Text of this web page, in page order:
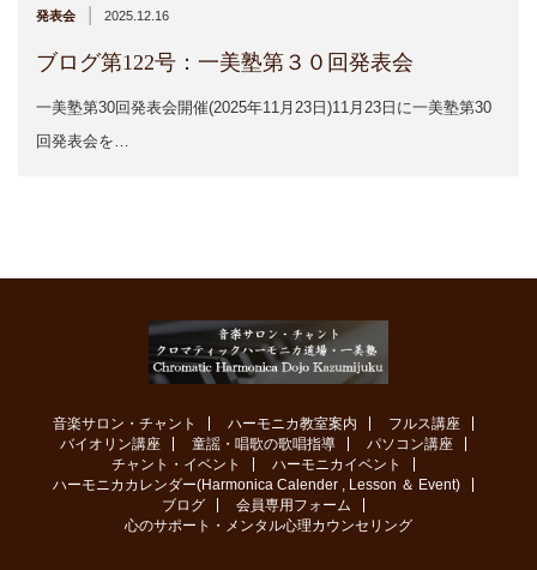
発表会 | 2025.12.16
ブログ第122号：一美塾第３０回発表会
一美塾第30回発表会開催(2025年11月23日)11月23日に一美塾第30
回発表会を…
音楽サロン・チャント ハーモニカ教室案内
フルス講座
バイオリン講座
童謡・唱歌の歌唱指導
パソコン講座
チャント・イベント
ハーモニカイベント
ハーモニカカレンダー(Harmonica Calender , Lesson ＆ Event)
ブログ
会員専用フォーム
心のサポート・メンタル心理カウンセリング